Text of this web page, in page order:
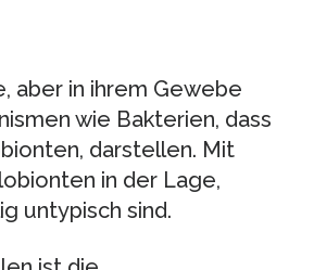
aber in ihrem Gewebe
wie Bakterien, dass
darstellen. Mit
in der Lage,
untypisch sind.